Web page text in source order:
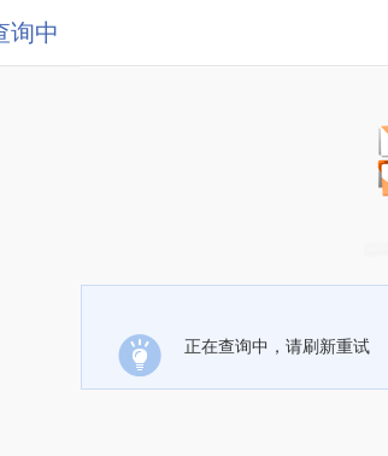
询中
正在查询中，请刷新重试